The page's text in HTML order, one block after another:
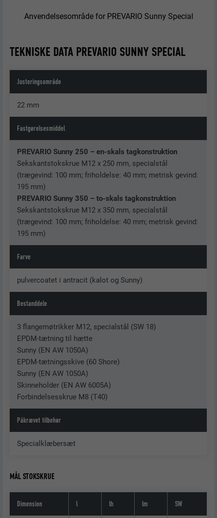
Anvendelsesområde for PREVARIO Sunny Special
TEKNISKE DATA PREVARIO SUNNY SPECIAL
Justeringsområde
22 mm
Fastgørelsesmiddel
PREVARIO Sunny 250 – en-skals tagkonstruktion
Sekskantstokskrue M12 x 250 mm, specialstål
(trægevind: 100 mm; friholdelse: 40 mm; metrisk gevind:
195 mm)
PREVARIO Sunny 350 – to-skals tagkonstruktion
Sekskantstokskrue M12 x 350 mm, specialstål
(trægevind: 100 mm; friholdelse: 40 mm; metrisk gevind:
195 mm)
Farve
pulvercoatet i antracit (kalot og Sunny)
Bestanddele
3 flangemøtrikker M12, specialstål (SW 18)
EPDM-tætning til hætte
Sunny (EN AW 1050A)
EPDM-tætningsskive (60 Shore)
Sunny (EN AW 1050A)
Skinneholder (EN AW 6005A)
Forbindelsesskrue M8 (T40)
Påkrævet tilbehør
Specialklæbersæt
MÅL STOKSKRUE
Dimension l lh lm SW